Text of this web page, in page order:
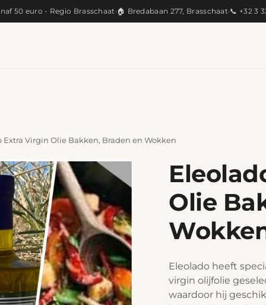
50 euro - Regio Brasschaat· 🏠 Bredabaan 277, Brasschaat·📞 +32 3
Extra Virgin Olie Bakken, Braden en Wokken
Olie
Eleolado heeft
virgin olijfolie
waardoor hij